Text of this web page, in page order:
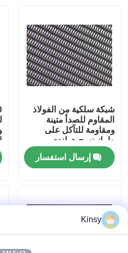
حولنا
جولة في المصنع
مراقبة الجودة
اتصل بنا
القضايا
شاشة شبكة الأسلاك المنسوجة
شبكة سلكية من الفولاذ
المقاوم للصدأ متينة
ومقاومة للتآكل على
طراز نسج هولندي
إرسال استفسار
Kinsy